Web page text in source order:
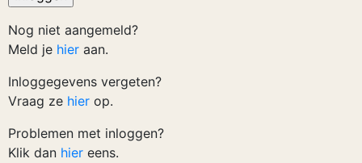
Nog niet aangemeld?
Meld je hier aan.
Inloggegevens vergeten?
Vraag ze hier op.
Problemen met inloggen?
Klik dan hier eens.